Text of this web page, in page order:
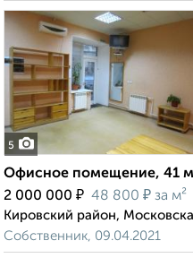
5
Офисное помещение, 41
2 000 000 ₽ 48 800 ₽ за м²
Кировский район,
Собственник, 09.04.2021